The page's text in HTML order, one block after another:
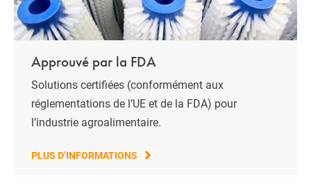
Approuvé par la FDA
Solutions certifiées (conformément aux
réglementations de l’UE et de la FDA) pour
l’industrie agroalimentaire.
PLUS D’INFORMATIONS